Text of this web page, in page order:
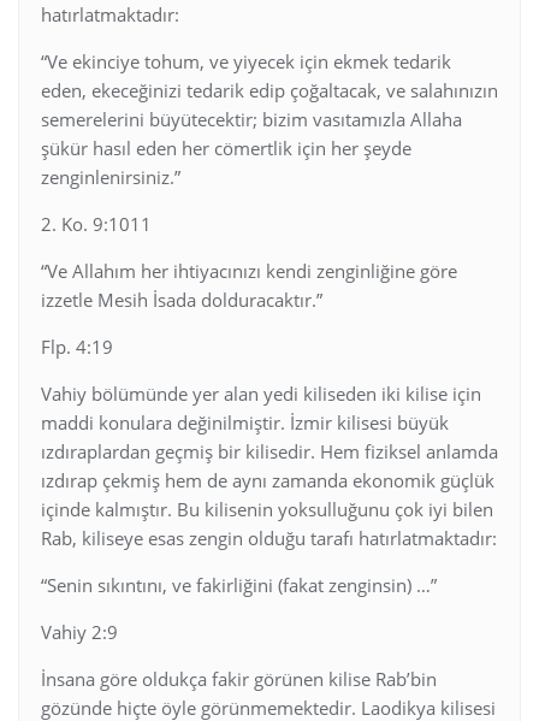
hatırlatmaktadır:
“Ve ekinciye tohum, ve yiyecek için ekmek tedarik
eden, ekeceğinizi tedarik edip çoğaltacak, ve salahınızın
semerelerini büyütecektir; bizim vasıtamızla Allaha
şükür hasıl eden her cömertlik için her şeyde
zenginlenirsiniz.”
2. Ko. 9:1011
“Ve Allahım her ihtiyacınızı kendi zenginliğine göre
izzetle Mesih İsada dolduracaktır.”
Flp. 4:19
Vahiy bölümünde yer alan yedi kiliseden iki kilise için
maddi konulara değinilmiştir. İzmir kilisesi büyük
ızdıraplardan geçmiş bir kilisedir. Hem fiziksel anlamda
ızdırap çekmiş hem de aynı zamanda ekonomik güçlük
içinde kalmıştır. Bu kilisenin yoksulluğunu çok iyi bilen
Rab, kiliseye esas zengin olduğu tarafı hatırlatmaktadır:
“Senin sıkıntını, ve fakirliğini (fakat zenginsin) …”
Vahiy 2:9
İnsana göre oldukça fakir görünen kilise Rab’bin
gözünde hiçte öyle görünmemektedir. Laodikya kilisesi